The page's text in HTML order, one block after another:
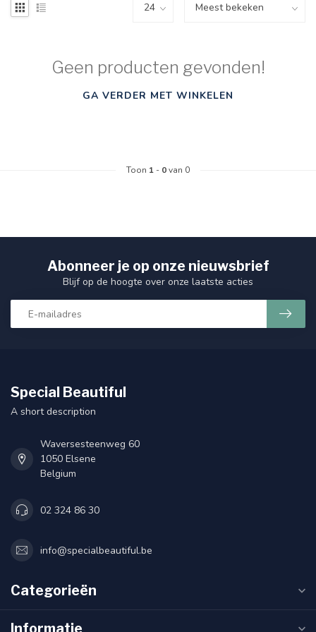
Geen producten gevonden!
GA VERDER MET WINKELEN
Toon 1 - 0van 0
Abonneer je op onze nieuwsbrief
Blijf op de hoogte over onze laatste acties
Special Beautiful
A short description
Waversesteenweg 60
1050 Elsene
Belgium
02 324 86 30
info@specialbeautiful.be
Categorieën
Informatie